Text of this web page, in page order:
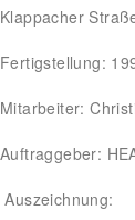
Klappacher
Fertigstellung:
Mitarbeiter:
Auftraggeber:
Auszeichnung: